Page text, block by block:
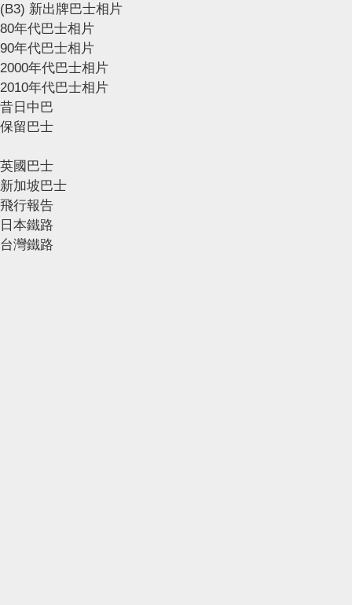
(B3) 新出牌巴士相片
80年代巴士相片
90年代巴士相片
2000年代巴士相片
2010年代巴士相片
昔日中巴
保留巴士
英國巴士
新加坡巴士
飛行報告
日本鐵路
台灣鐵路